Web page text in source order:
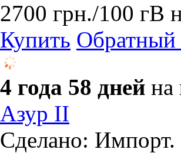
2700 грн./100 гВ
Купить Обратный
4 года 58 дней на
Азур II
Сделано: Импорт.